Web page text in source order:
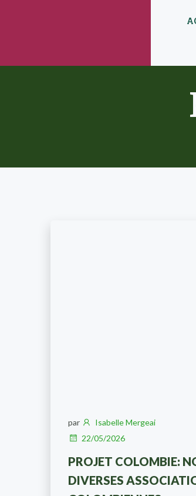
par
Isabelle Mergeai
22/05/2026
PROJET COLOMBIE:
DIVERSES